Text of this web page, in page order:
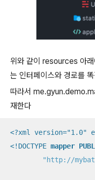
위와 같이 resources 아
는 인터페이스와 경로를
따라서
재한다
<?xml version="1.0"
<!DOCTYPE mapper
"http://